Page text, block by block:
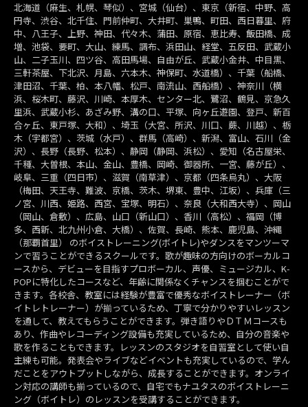
北海道（麻生、札幌、琴似）、宮城（仙台）、東京（新宿、中野、高
円寺、渋谷、北千住、門前仲町、大井町、巣鴨、町田、西日暮里、府
中、八王子、上野、神田、代々木、蒲田、原宿、恵比寿、飯田橋、成
増、池袋、要町、大山、練馬、調布、浜田山、経堂、五反田、武蔵小
山、二子玉川、四ツ谷、高田馬場、自由が丘、武蔵小金井、中目黒、
三軒茶屋、下北沢、月島、六本木、神保町、水道橋）、千葉（船橋、
津田沼、千葉、柏、本八幡、松戸、南流山、西船橋）、神奈川（横
浜、桜木町、藤沢、川崎、本厚木、センター北、鷺沼、鶴見、京急久
里浜、武蔵小杉、あざみ野、溝の口、平塚、向ヶ丘遊園、登戸、新百
合ヶ丘、東戸塚、大和）、埼玉（大宮、所沢、川口、蕨、川越）、栃
木（宇都宮）、茨城（水戸）、群馬（高崎）、新潟、富山、石川（金
沢）、長野（長野、松本）、静岡（静岡、浜松）、愛知（名古屋栄、
千種、大曽根、本山、金山、豊橋、岡崎、御器所、一宮、藤が丘）、
岐阜、三重（四日市）、滋賀（南草津）、京都（四条烏丸）、大阪
（梅田、天王寺、難波、京橋、茨木、堺東、豊中、江坂）、兵庫（三
ノ宮、川西、姫路、西宮、宝塚、明石）、奈良（大和西大寺）、岡山
（岡山、倉敷）、広島、山口（新山口）、香川（高松）、福岡（博
多、西新、北九州小倉、大橋）、佐賀、長崎、熊本、鹿児島、沖縄
（那覇首里） のボイストレーニング(ボイトレ)やダンスをマンツーマ
ンで習うことができるスクールです。歌が趣味の方向けのボーカルコ
ースから、デビューを目指すプロボーカル、声優、ミュージカル、K-
POPに特化したコースなど、年齢に関係なくチャンスを掴むことがで
きます。各校舎、教室には経験が豊富で優秀なボイストレーナー（ボ
イトレトレーナー）が揃っているため、丁寧で分かりやすいレッスン
を通して、教えてもらうことができます。弾き語りやＤＴＭコースも
あり、作曲やレコーディング設備も充実しているため、自分の音楽や
歌を作ることもできます。レッスンのスタジオを自習室として使い自
主練も可能。発表会やライブなどイベントも充実しているので、学ん
だことをアウトプットしながら、成長することができます。オンライ
ン対応の講師も揃っているので、自宅でもナユタスのボイストレーニ
ング（ボイトレ）のレッスンを受講することができます。